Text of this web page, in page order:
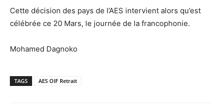
Cette décision des pays de l’AES intervient alors qu’est
célébrée ce 20 Mars, le journée de la francophonie.
Mohamed Dagnoko
TAGS AES OIF Retrait